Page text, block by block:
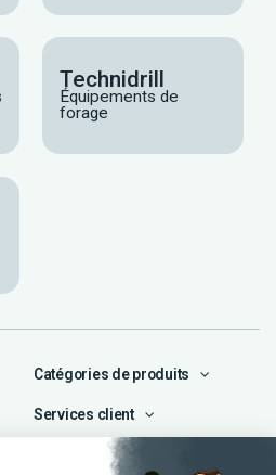
Technidrill
Équipements de
forage
Catégories de produits
Services client